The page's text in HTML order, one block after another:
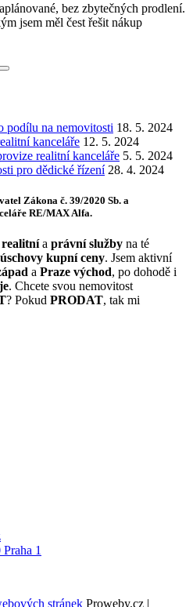
bez zbytečných prodlení.
jsem měl čest řešit nákup
podílu na nemovitosti 18. 5. 2024
kanceláře 12. 5. 2024
realitní kanceláře 5. 5. 2024
pro dědické řízení 28. 4. 2024
Zákona č. 39/2020 Sb. a
RE/MAX Alfa.
a právní služby na té
kupní ceny. Jsem aktivní
a Praze východ, po dohodě i
. Chcete svou nemovitost
? Pokud PRODAT, tak mi
1
stránek Proweby.cz |